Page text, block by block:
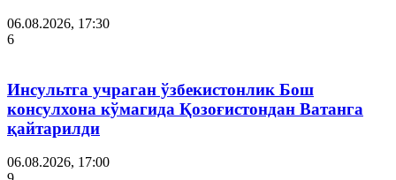
06.08.2026, 17:30
6
Инсультга учраган ўзбекистонлик Бош
консулхона кўмагида Қозоғистондан Ватанга
қайтарилди
06.08.2026, 17:00